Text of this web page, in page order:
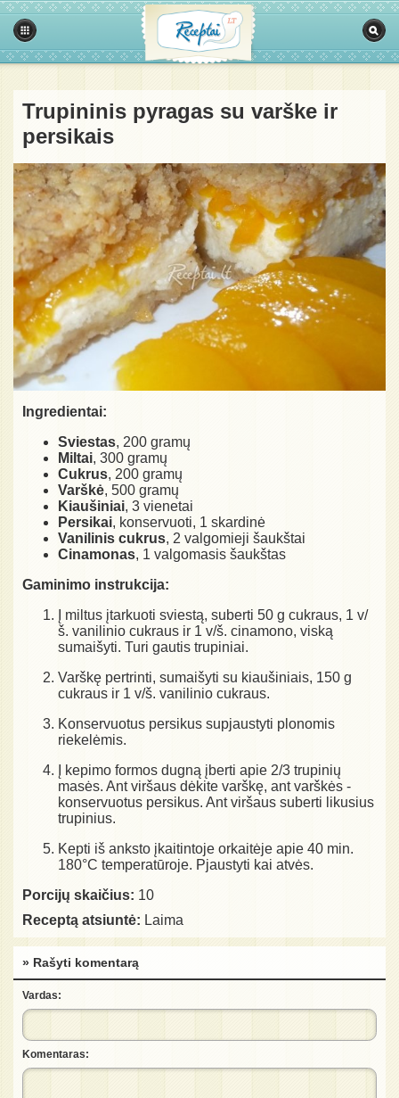
Trupininis pyragas su varške ir
persikais
Ingredientai:
Sviestas, 200 gramų
Miltai, 300 gramų
Cukrus, 200 gramų
Varškė, 500 gramų
Kiaušiniai, 3 vienetai
Persikai, konservuoti, 1 skardinė
Vanilinis cukrus, 2 valgomieji šaukštai
Cinamonas, 1 valgomasis šaukštas
Gaminimo instrukcija:
Į miltus įtarkuoti sviestą, suberti 50 g cukraus, 1 v/
š. vanilinio cukraus ir 1 v/š. cinamono, viską
sumaišyti. Turi gautis trupiniai.
Varškę pertrinti, sumaišyti su kiaušiniais, 150 g
cukraus ir 1 v/š. vanilinio cukraus.
Konservuotus persikus supjaustyti plonomis
riekelėmis.
Į kepimo formos dugną įberti apie 2/3 trupinių
masės. Ant viršaus dėkite varškę, ant varškės -
konservuotus persikus. Ant viršaus suberti likusius
trupinius.
Kepti iš anksto įkaitintoje orkaitėje apie 40 min.
180°C temperatūroje. Pjaustyti kai atvės.
Porcijų skaičius: 10
Receptą atsiuntė: Laima
» Rašyti komentarą
Vardas:
Komentaras: